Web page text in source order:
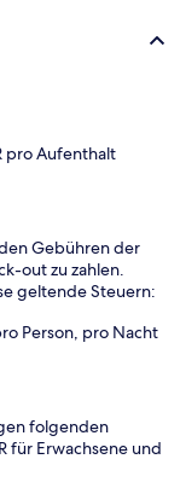
pro Aufenthalt
Gebühren der
out zu zahlen.
geltende Steuern:
Person, pro Nacht
folgenden
für Erwachsene und